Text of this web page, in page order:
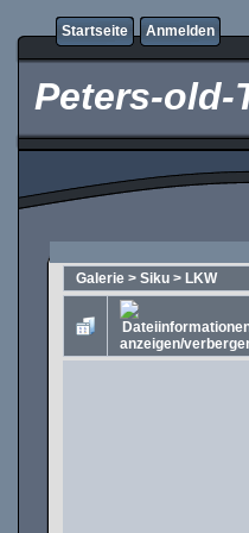
Startseite Anmelden
Peters-old-
Galerie > Siku > LKW